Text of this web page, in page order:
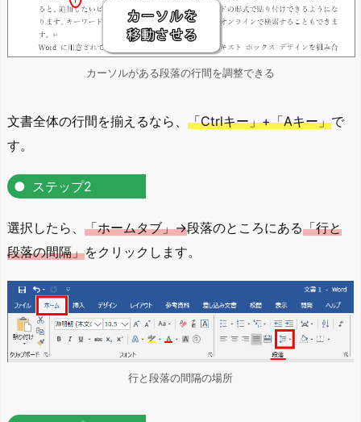
カーソルがある段落の行間を調整できる
文書全体の行間を揃えるなら、 「Ctrlキー」+「Aキー」で
す。
ステップ2
選択したら、 「ホームタブ」→段落のところにある「行と
段落の間隔」をクリックします。
行と段落の間隔の場所